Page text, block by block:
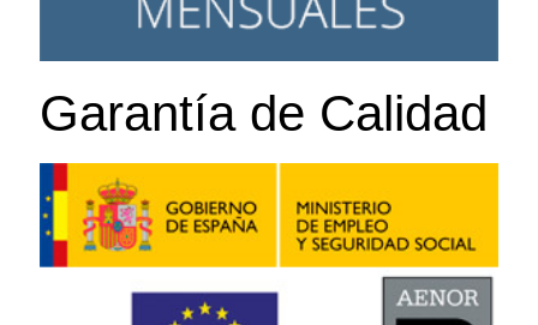
Garantía de Calidad